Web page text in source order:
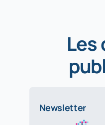
Les
Newsletter